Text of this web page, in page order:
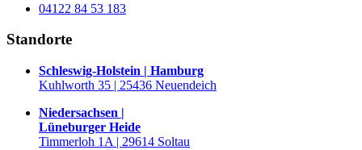
04122 84 53 183
Standorte
Schleswig-Holstein | Hamburg
Kuhlworth 35 | 25436 Neuendeich
Niedersachsen |
Lüneburger Heide
Timmerloh 1A | 29614 Soltau